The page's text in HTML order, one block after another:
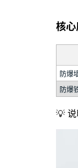
核
防爆
防爆
💡